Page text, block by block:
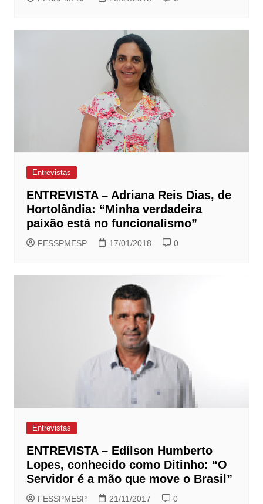
Entrevistas
ENTREVISTA – Adriana Reis Dias, de
Hortolândia: “Minha verdadeira
paixão está no funcionalismo”
FESSPMESP 17/01/2018 0
Entrevistas
ENTREVISTA – Edílson Humberto
Lopes, conhecido como Ditinho: “O
Servidor é a mão que move o Brasil”
FESSPMESP 21/11/2017 0